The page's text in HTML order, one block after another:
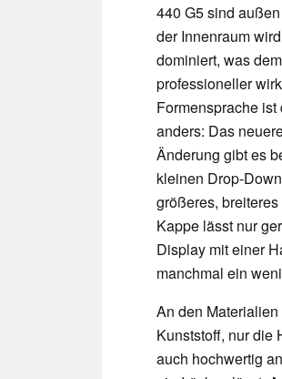
440 G5 sind
der Innenraum
dominiert, was
professioneller
Formensprache
anders: Das
Änderung gibt es
kleinen Drop-
größeres,
Kappe lässt nur
Display mit einer
manchmal ein
An den
Kunststoff, nur die
auch hochwertig